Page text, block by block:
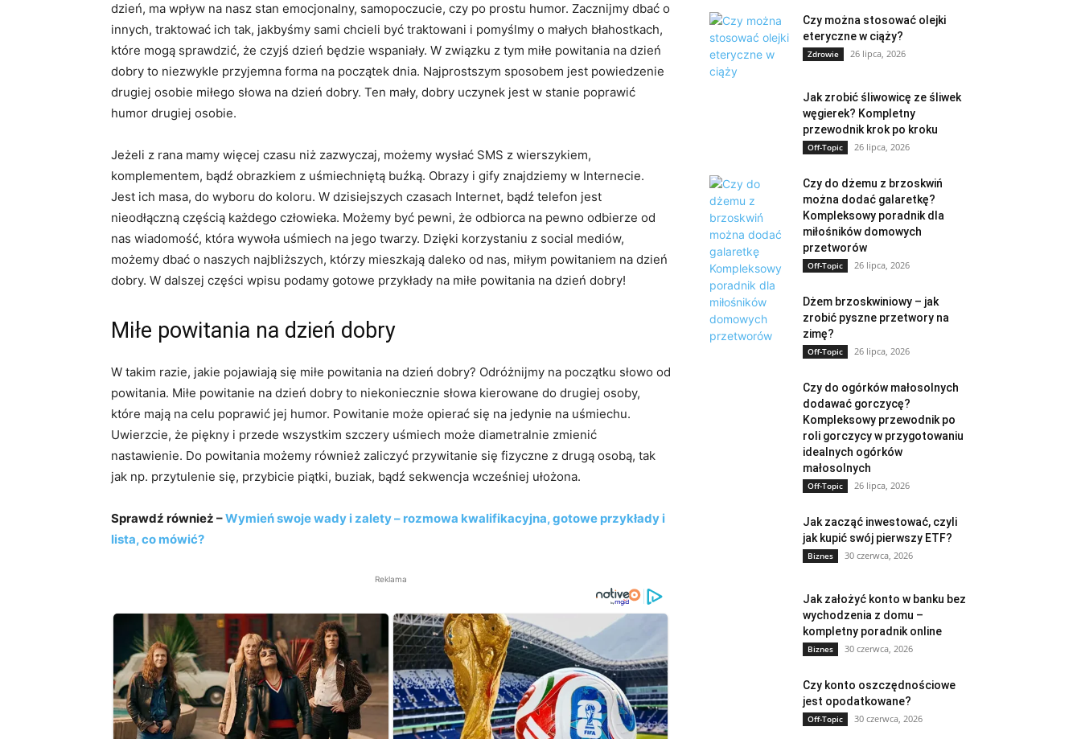
dzień, ma wpływ na nasz stan emocjonalny, samopoczucie, czy po prostu humor. Zacznijmy dbać o
innych, traktować ich tak, jakbyśmy sami chcieli być traktowani i pomyślmy o małych błahostkach,
które mogą sprawdzić, że czyjś dzień będzie wspaniały. W związku z tym miłe powitania na dzień
dobry to niezwykle przyjemna forma na początek dnia. Najprostszym sposobem jest powiedzenie
drugiej osobie miłego słowa na dzień dobry. Ten mały, dobry uczynek jest w stanie poprawić
humor drugiej osobie.
Jeżeli z rana mamy więcej czasu niż zazwyczaj, możemy wysłać SMS z wierszykiem,
komplementem, bądź obrazkiem z uśmiechniętą buźką. Obrazy i gify znajdziemy w Internecie.
Jest ich masa, do wyboru do koloru. W dzisiejszych czasach Internet, bądź telefon jest
nieodłączną częścią każdego człowieka. Możemy być pewni, że odbiorca na pewno odbierze od
nas wiadomość, która wywoła uśmiech na jego twarzy. Dzięki korzystaniu z social mediów,
możemy dbać o naszych najbliższych, którzy mieszkają daleko od nas, miłym powitaniem na dzień
dobry. W dalszej części wpisu podamy gotowe przykłady na miłe powitania na dzień dobry!
Miłe powitania na dzień dobry
W takim razie, jakie pojawiają się miłe powitania na dzień dobry? Odróżnijmy na początku słowo od
powitania. Miłe powitanie na dzień dobry to niekoniecznie słowa kierowane do drugiej osoby,
które mają na celu poprawić jej humor. Powitanie może opierać się na jedynie na uśmiechu.
Uwierzcie, że piękny i przede wszystkim szczery uśmiech może diametralnie zmienić
nastawienie. Do powitania możemy również zaliczyć przywitanie się fizyczne z drugą osobą, tak
jak np. przytulenie się, przybicie piątki, buziak, bądź sekwencja wcześniej ułożona.
Sprawdź również –Wymień swoje wady i zalety – rozmowa kwalifikacyjna, gotowe przykłady i
lista, co mówić?
Reklama
Czy można stosować olejki
eteryczne w ciąży?
Zdrowie 26 lipca, 2026
Jak zrobić śliwowicę ze śliwek
węgierek? Kompletny
przewodnik krok po kroku
Off-Topic 26 lipca, 2026
Czy do dżemu z brzoskwiń
można dodać galaretkę?
Kompleksowy poradnik dla
miłośników domowych
przetworów
Off-Topic 26 lipca, 2026
Dżem brzoskwiniowy – jak
zrobić pyszne przetwory na
zimę?
Off-Topic 26 lipca, 2026
Czy do ogórków małosolnych
dodawać gorczycę?
Kompleksowy przewodnik po
roli gorczycy w przygotowaniu
idealnych ogórków
małosolnych
Off-Topic 26 lipca, 2026
Jak zacząć inwestować, czyli
jak kupić swój pierwszy ETF?
Biznes 30 czerwca, 2026
Jak założyć konto w banku bez
wychodzenia z domu –
kompletny poradnik online
Biznes 30 czerwca, 2026
Czy konto oszczędnościowe
jest opodatkowane?
Off-Topic 30 czerwca, 2026